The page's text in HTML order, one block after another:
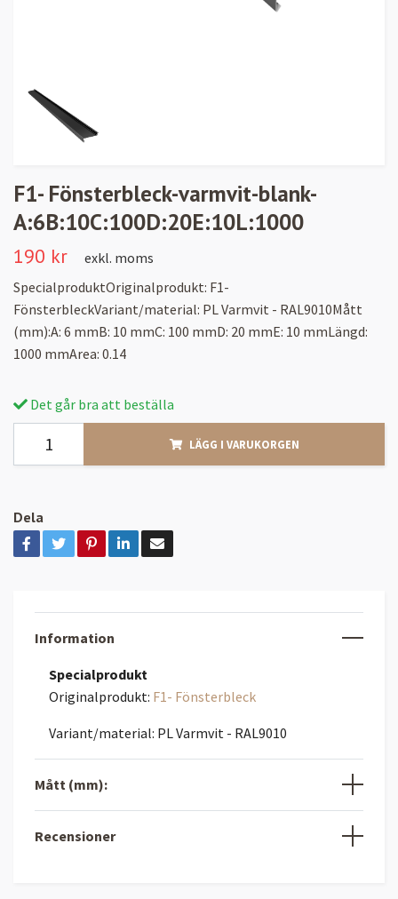
F1- Fönsterbleck-varmvit-blank-
A:6B:10C:100D:20E:10L:1000
190 kr
exkl. moms
SpecialproduktOriginalprodukt: F1-
FönsterbleckVariant/material: PL Varmvit - RAL9010Mått
(mm):A: 6 mmB: 10 mmC: 100 mmD: 20 mmE: 10 mmLängd:
1000 mmArea: 0.14
Det går bra att beställa
LÄGG I VARUKORGEN
Dela
Information
Specialprodukt
Originalprodukt: F1- Fönsterbleck
Variant/material: PL Varmvit - RAL9010
Mått (mm):
Recensioner